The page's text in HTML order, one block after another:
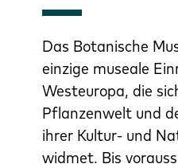
Das Botanische
einzige museale
Westeuropa, die
Pflanzenwelt und
ihrer Kultur- und
widmet. Bis